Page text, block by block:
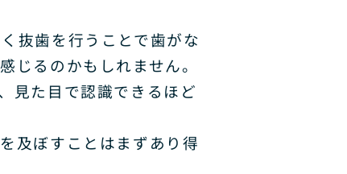
抜歯を行うことで歯がな
じるのかもしれません。
見た目で認識できるほど
及ぼすことはまずあり得